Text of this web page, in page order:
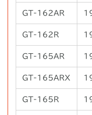
GT-162AR
GT-162R
GT-165AR
GT-165ARX
GT-165R